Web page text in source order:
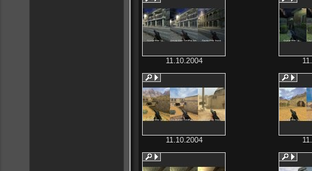
11.10.2004
11.10.2004